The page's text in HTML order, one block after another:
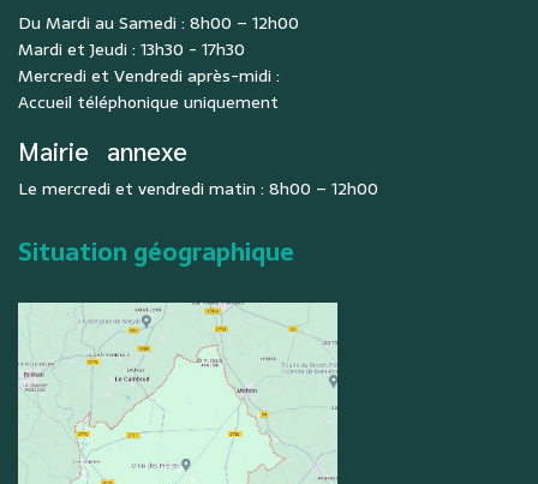
Du Mardi au Samedi : 8h00 – 12h00
Mardi et Jeudi : 13h30 - 17h30
Mercredi et Vendredi après-midi :
Accueil téléphonique uniquement
Mairie annexe
Le mercredi et vendredi matin : 8h00 – 12h00
Situation géographique